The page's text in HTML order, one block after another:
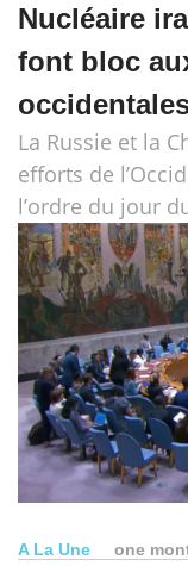
Nucléaire
font bloc
La Russie et la
efforts de
l’ordre du jour
A La Une one